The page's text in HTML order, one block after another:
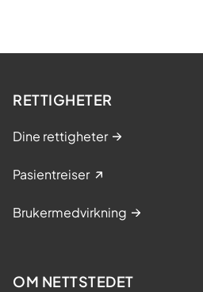
RETTIGHETER
Dine rettigheter
Pasientreiser
Brukermedvirkning
OM NETTSTEDET